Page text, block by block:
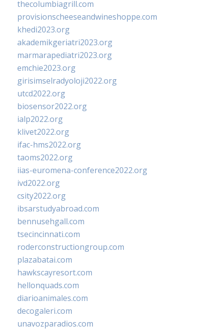
thecolumbiagrill.com
provisionscheeseandwineshoppe.com
khedi2023.org
akademikgeriatri2023.org
marmarapediatri2023.org
emchie2023.org
girisimselradyoloji2022.org
utcd2022.org
biosensor2022.org
ialp2022.org
klivet2022.org
ifac-hms2022.org
taoms2022.org
iias-euromena-conference2022.org
ivd2022.org
csity2022.org
ibsarstudyabroad.com
bennusehgall.com
tsecincinnati.com
roderconstructiongroup.com
plazabatai.com
hawkscayresort.com
hellonquads.com
diarioanimales.com
decogaleri.com
unavozparadios.com